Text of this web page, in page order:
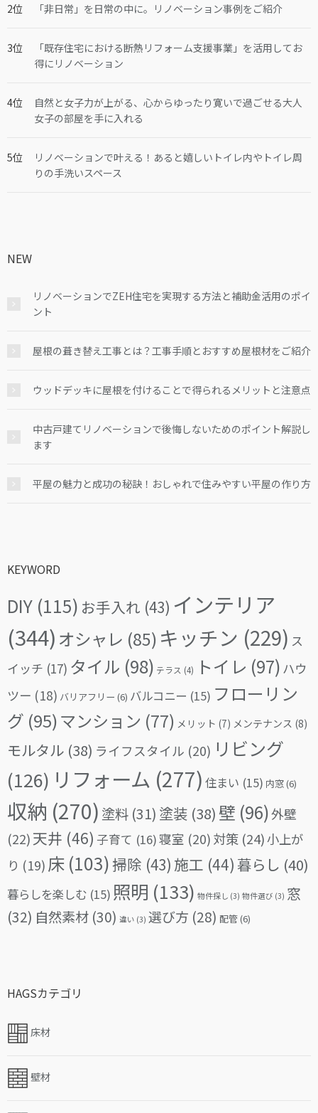
「非日常」を日常の中に。リノベーション事例をご紹介
「既存住宅における断熱リフォーム支援事業」を活用してお
得にリノベーション
自然と女子力が上がる、心からゆったり寛いで過ごせる大人
女子の部屋を手に入れる
リノベーションで叶える！あると嬉しいトイレ内やトイレ周
りの手洗いスペース
NEW
リノベーションでZEH住宅を実現する方法と補助金活用のポイ
ント
屋根の葺き替え工事とは？工事手順とおすすめ屋根材をご紹介
ウッドデッキに屋根を付けることで得られるメリットと注意点
中古戸建てリノベーションで後悔しないためのポイント解説し
ます
平屋の魅力と成功の秘訣！おしゃれで住みやすい平屋の作り方
KEYWORD
DIY (115) お手入れ (43) インテリア
(344) オシャレ (85) キッチン (229) ス
イッチ (17) タイル (98) テラス (4) トイレ (97) ハウ
ツー (18) バリアフリー (6) バルコニー (15) フローリン
グ (95)マンション (77) メリット (7) メンテナンス (8)
モルタル (38) ライフスタイル (20) リビング
(126) リフォーム (277) 住まい (15) 内窓(6)
収納 (270) 塗料 (31) 塗装 (38) 壁 (96)外壁
(22)天井 (46) 子育て (16)寝室 (20) 対策 (24)小上が
り (19) 床 (103)掃除 (43) 施工 (44) 暮らし (40)
暮らしを楽しむ (15) 照明 (133) 物件探し (3) 物件選び (3) 窓
(32) 自然素材 (30) 違い (3) 選び方 (28) 配管(6)
HAGSカテゴリ
床材
壁材